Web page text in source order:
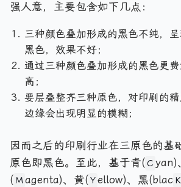
强人意，主要包含如下几点：
三种颜色叠加形成的黑色不纯，
黑色，效果不好；
通过三种颜色叠加形成的黑色更
高；
要层叠整齐三种原色，对印刷的
边缘会出现明显的模糊；
因而之后的印刷行业在三原色的基
原色即黑色。至此，基于青( C yan)
( Magenta)、黄( Yellow)、黑(blac K